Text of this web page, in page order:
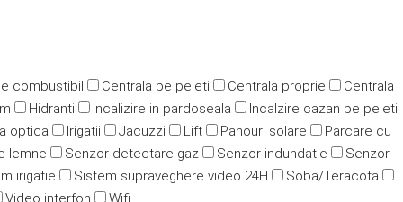
combustibil Centrala pe peleti Centrala proprie
Centrala
Hidranti Incalizire in pardoseala
Incalzire cazan pe peleti
optica Irigatii Jacuzzi Lift Panouri solare
Parcare cu
lemne Senzor detectare gaz Senzor indundatie
Senzor
irigatie Sistem supraveghere video 24H
Soba/Teracota
Video interfon Wifi